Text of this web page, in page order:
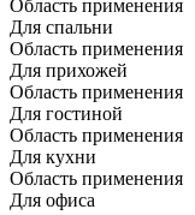
Область применения
Для спальни
Область применения
Для прихожей
Область применения
Для гостиной
Область применения
Для кухни
Область применения
Для офиса